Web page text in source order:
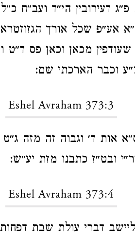
דעירובין הי״ד ועב״ח
אע״פ שכל אורך
שעודפין מכאן וכאן פס ד״ט
וכבר הארכתי שם:
Eshel Avraham 373:3
אות ד׳ וגבוה זה מזה
ובט״ז כתבנו מזת יע״ש:
Eshel Avraham 373:4
דברי עולת שבת